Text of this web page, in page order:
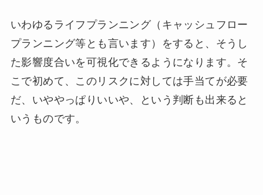
いわゆるライフプランニング（キャッシュフロー
プランニング等とも言います）をすると、そうし
た影響度合いを可視化できるようになります。そ
こで初めて、このリスクに対しては手当てが必要
だ、いややっぱりいいや、という判断も出来ると
いうものです。